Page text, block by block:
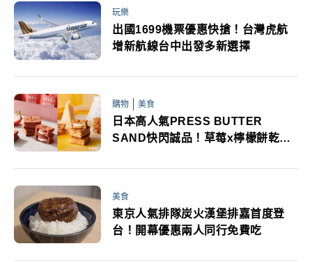
玩樂
出國1699機票優惠快搶！台灣虎航
增新航線台中出發多新選擇
購物 美食
日本高人氣PRESS BUTTER
SAND快閃誠品！草莓x檸檬餅乾禮
美食
東京人氣排隊炭火漢堡排嘉首度登
台！開幕優惠兩人同行免費吃